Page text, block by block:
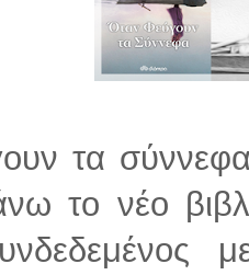
τα
το νέο